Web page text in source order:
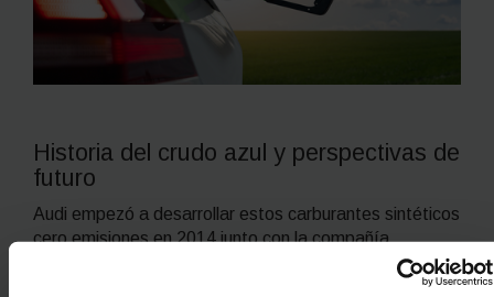
Historia del crudo azul y perspectivas de
futuro
Audi empezó a desarrollar estos carburantes sintéticos
cero emisiones en 2014 junto con la compañía
; a lo largo de estos años, el
fabricante alemán ha ido perfeccionando la tecnología